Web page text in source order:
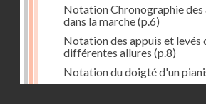
Notation Chronographie des
dans la marche(p.6)
Notation des appuis et levés
différentes allures (p.8)
Notation du doigté d'un